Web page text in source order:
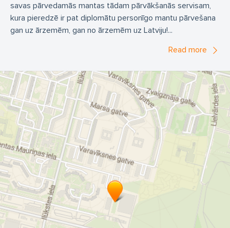
savas pārvedamās mantas tādam pārvākšanās servisam,
kura pieredzē ir pat diplomātu personīgo mantu pārvešana
gan uz ārzemēm, gan no ārzemēm uz Latviju!...
Read more